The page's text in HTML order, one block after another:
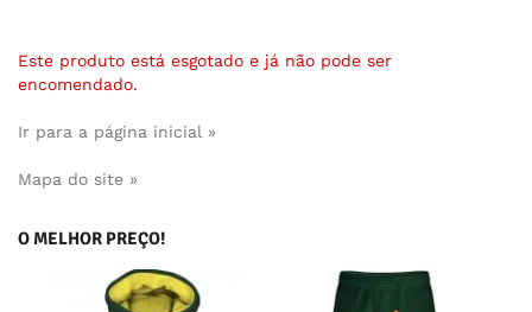
Este produto está esgotado e já não pode ser
encomendado.
Ir para a página inicial »
Mapa do site »
O MELHOR PREÇO!